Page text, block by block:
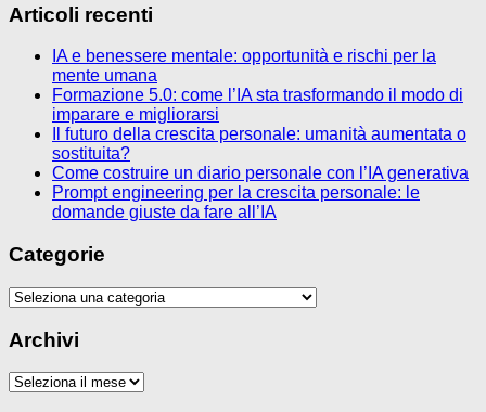
Articoli recenti
IA e benessere mentale: opportunità e rischi per la
mente umana
Formazione 5.0: come l’IA sta trasformando il modo di
imparare e migliorarsi
Il futuro della crescita personale: umanità aumentata o
sostituita?
Come costruire un diario personale con l’IA generativa
Prompt engineering per la crescita personale: le
domande giuste da fare all’IA
Categorie
Categorie
Archivi
Archivi